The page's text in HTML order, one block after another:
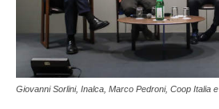
Giovanni Sorlini, Inalca, Marco Pedroni, Coop Italia